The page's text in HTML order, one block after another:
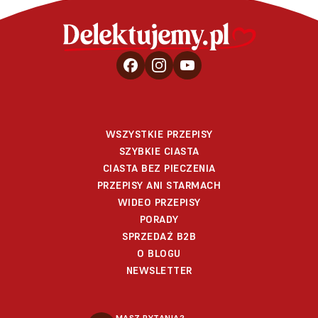
WSZYSTKIE PRZEPISY
SZYBKIE CIASTA
CIASTA BEZ PIECZENIA
PRZEPISY ANI STARMACH
WIDEO PRZEPISY
PORADY
SPRZEDAŻ B2B
O BLOGU
NEWSLETTER